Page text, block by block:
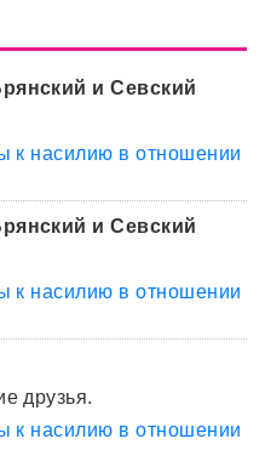
и Севский
к насилию в отношении
и Севский
к насилию в отношении
друзья.
к насилию в отношении